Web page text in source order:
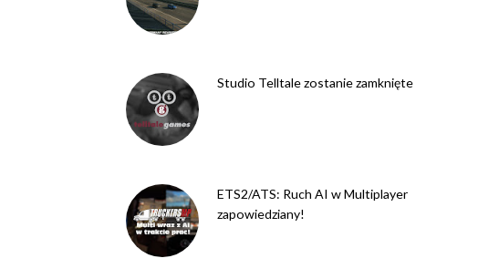
Studio Telltale zostanie zamknięte
ETS2/ATS: Ruch AI w Multiplayer
zapowiedziany!